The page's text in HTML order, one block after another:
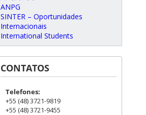
ANPG
SINTER – Oportunidades
Internacionais
International Students
CONTATOS
Telefones:
+55 (48) 3721-9819
+55 (48) 3721-9455